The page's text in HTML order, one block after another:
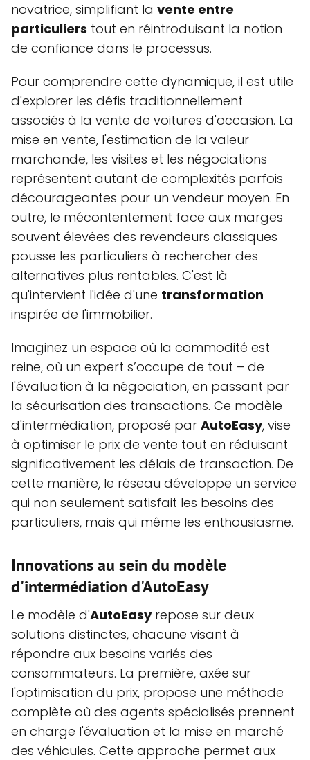
novatrice, simplifiant la vente entre
particuliers tout en réintroduisant la notion
de confiance dans le processus.
Pour comprendre cette dynamique, il est utile
d'explorer les défis traditionnellement
associés à la vente de voitures d'occasion. La
mise en vente, l'estimation de la valeur
marchande, les visites et les négociations
représentent autant de complexités parfois
décourageantes pour un vendeur moyen. En
outre, le mécontentement face aux marges
souvent élevées des revendeurs classiques
pousse les particuliers à rechercher des
alternatives plus rentables. C'est là
qu'intervient l'idée d'une transformation
inspirée de l'immobilier.
Imaginez un espace où la commodité est
reine, où un expert s’occupe de tout – de
l'évaluation à la négociation, en passant par
la sécurisation des transactions. Ce modèle
d'intermédiation, proposé par AutoEasy, vise
à optimiser le prix de vente tout en réduisant
significativement les délais de transaction. De
cette manière, le réseau développe un service
qui non seulement satisfait les besoins des
particuliers, mais qui même les enthousiasme.
Innovations au sein du modèle
d'intermédiation d'AutoEasy
Le modèle d'AutoEasyrepose sur deux
solutions distinctes, chacune visant à
répondre aux besoins variés des
consommateurs. La première, axée sur
l'optimisation du prix, propose une méthode
complète où des agents spécialisés prennent
en charge l'évaluation et la mise en marché
des véhicules. Cette approche permet aux